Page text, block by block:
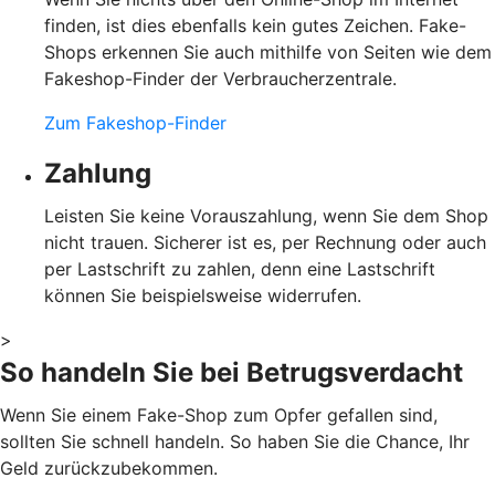
finden, ist dies ebenfalls kein gutes Zeichen. Fake-
Shops erkennen Sie auch mithilfe von Seiten wie dem
Fakeshop-Finder der Verbraucherzentrale.
Zum Fakeshop-Finder
Zahlung
Leisten Sie keine Vorauszahlung, wenn Sie dem Shop
nicht trauen. Sicherer ist es, per Rechnung oder auch
per Lastschrift zu zahlen, denn eine Lastschrift
können Sie beispielsweise widerrufen.
>
So handeln Sie bei Betrugsverdacht
Wenn Sie einem Fake-Shop zum Opfer gefallen sind,
sollten Sie schnell handeln. So haben Sie die Chance, Ihr
Geld zurückzubekommen.